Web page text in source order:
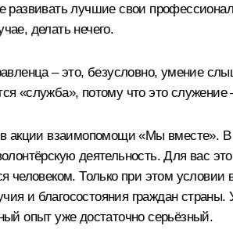
лучшие свои
делать нечего.
– это, безусловно, умение
«служба», потому что это
акции взаимопомощи «Мы вместе».
деятельность. Для вас
человеком. Только при этом
и благосостояния граждан
опыт уже достаточно серьёзный.